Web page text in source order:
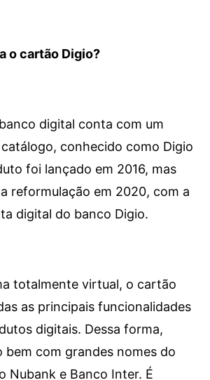
o cartão Digio?
digital conta com um
conhecido como Digio
foi lançado em 2016, mas
reformulação em 2020, com a
digital do banco Digio.
totalmente virtual, o cartão
as principais funcionalidades
digitais. Dessa forma,
bem com grandes nomes do
Nubank e Banco Inter. É